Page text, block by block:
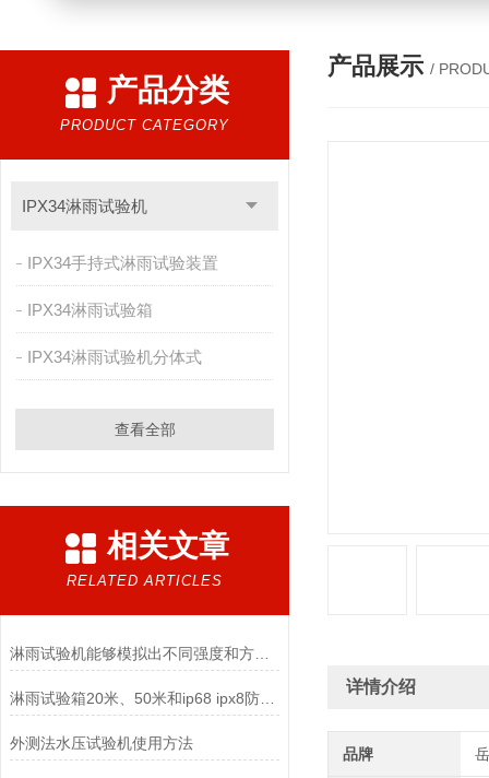
产品分类
PRODUCT CATEGORY
IPX34淋雨试验机
IPX34手持式淋雨试验装置
IPX34淋雨试验箱
IPX34淋雨试验机分体式
查看全部
相关文章
RELATED ARTICLES
淋雨试验机能够模拟出不同强度和方向的雨水
淋雨试验箱20米、50米和ip68 ipx8防水区别
外测法水压试验机使用方法
产品展示 /
详情介绍
品牌